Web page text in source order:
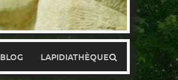
BLOG LAPIDIATHÈQUE